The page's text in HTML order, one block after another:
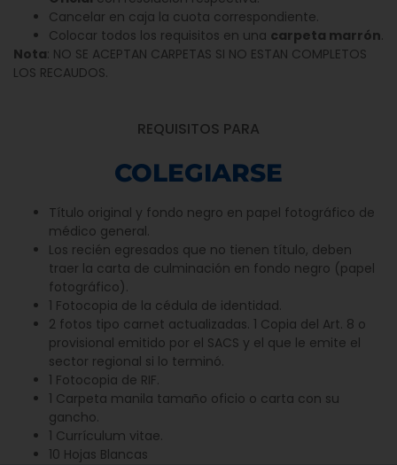
REQUISITOS PARA
COLEGIARSE
Título original y fondo negro en papel fotográfico de
médico general.
Los recién egresados que no tienen título, deben
traer la carta de culminación en fondo negro (papel
fotográfico).
1 Fotocopia de la cédula de identidad.
2 fotos tipo carnet actualizadas. 1 Copia del Art. 8 o
provisional emitido por el SACS y el que le emite el
sector regional si lo terminó.
1 Fotocopia de RIF.
1 Carpeta manila tamaño oficio o carta con su
gancho.
1 Currículum vitae.
10 Hojas Blancas
Cancelar en caja la cuota correspondiente.
Colocar todos los requisitos en una carpeta marrón.
Nota: NO SE ACEPTAN CARPETAS SI NO ESTAN COMPLETOS
LOS RECAUDOS.